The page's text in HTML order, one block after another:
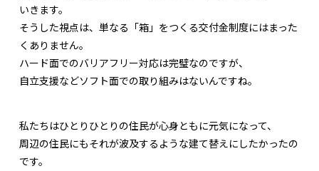
いきます。
そうした視点は、単なる「箱」をつくる交付金制度にはまった
くありません。
ハード面でのバリアフリー対応は完璧なのですが、
自立支援などソフト面での取り組みはないんですね。
私たちはひとりひとりの住民が心身ともに元気になって、
周辺の住民にもそれが波及するような建て替えにしたかったの
です。